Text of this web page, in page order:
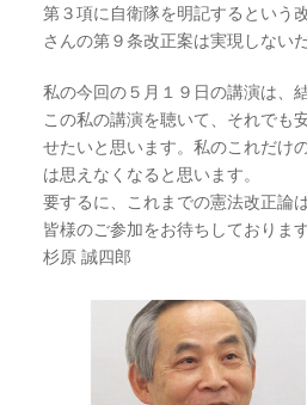
第３項に自衛隊を明記するという
さんの第９条改正案は実現しない
私の今回の５月１９日の講演は、
この私の講演を聴いて、それでも
せたいと思います。私のこれだけ
は思えなくなると思います。
要するに、これまでの憲法改正論
皆様のご参加をお待ちしております
杉原 誠四郎